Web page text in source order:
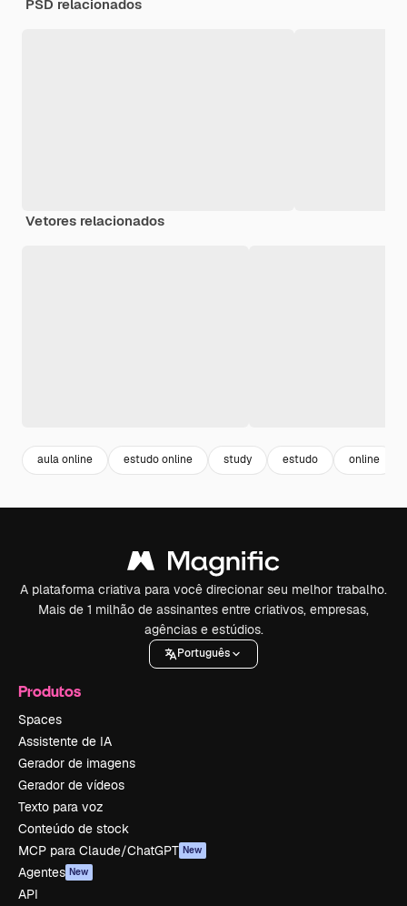
PSD relacionados
Vetores relacionados
aula online estudo online study estudo online
A plataforma criativa para você direcionar seu melhor trabalho.
Mais de 1 milhão de assinantes entre criativos, empresas,
agências e estúdios.
Português
Produtos
Spaces
Assistente de IA
Gerador de imagens
Gerador de vídeos
Texto para voz
Conteúdo de stock
MCP para Claude/ChatGPT New
Agentes New
API